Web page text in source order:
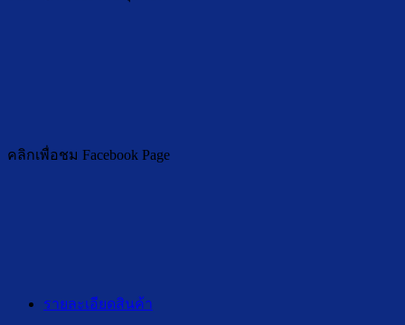
คลิกเพื่อชม Facebook Page
รายละเอียดสินค้า